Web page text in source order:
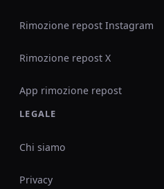
Rimozione repost Instagram
Rimozione repost X
App rimozione repost
LEGALE
Chi siamo
Privacy